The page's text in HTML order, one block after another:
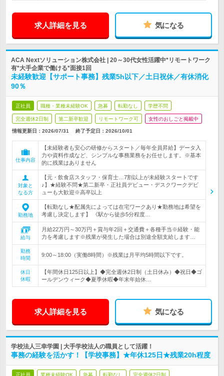
求人詳細を見る 気になる
ACA Nextソリューション株式会社 | 20～30代女性活躍中*リモートワーク
有*大手企業で働ける*面接1回
未経験歓迎【サポート事務】残業5h以下／土日祝休／有休消化
90％
正社員 職種・業種未経験OK 急募 転勤なし 学歴不問
完全週休2日制 第二新卒歓迎 リモートワーク可 女性のおしごと掲載中
情報更新日：2026/07/31 終了予定日： 2026/10/01
仕事内容
【未経験者も安心の研修からスタート／毎年全員昇給】データ入
力や資料作成など、シンプルな事務業務をお任せします。※基本
的に残業はありません
対象と
なる方
【元・飲食店スタッフ・保育士…7割以上が未経験スタートです
♪】★経験不問★第二新卒・正社員デビュー・デスクワークデビ
ューも大歓迎※高卒以上
勤務地
【転勤なし★配属先によっては在宅ワークあり★勤務地は希望を
考慮し決定します】 《駅から徒歩5分程度…
給与
月給22万円～30万円＋賞与年2回＋交通費＋各種手当※経験・能
力を考慮します※残業が発生した場合は別途全額支給します…
勤務
時間
9:00～18:00（実働8時間）※残業は月平均5時間以下です。
休日
休暇
【年間休日125日以上】◆完全週休2日制（土日休み）◆祝日◆ゴ
ールデンウィーク◆夏季休暇◆年末年始休…
求人詳細を見る 気になる
学校法人三幸学園 | 大手学校法人の職員として活躍！
事務の経験を活かす！【学校事務】★年休125日★残業20h程度
正社員 業種未経験OK 急募 転勤なし 完全週休2日制